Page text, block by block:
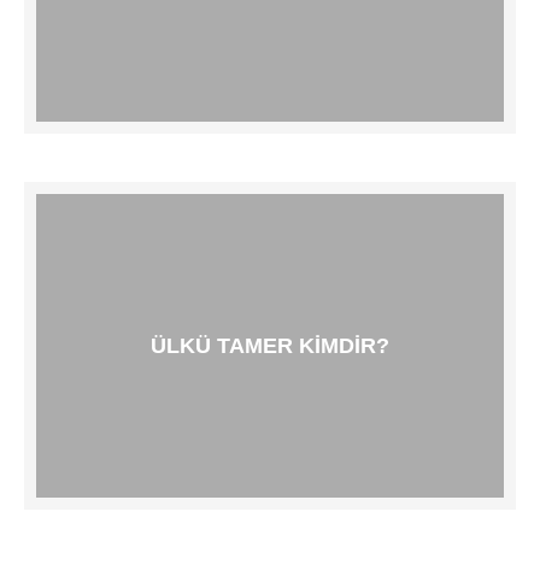
ÜLKÜ TAMER KIMDIR?